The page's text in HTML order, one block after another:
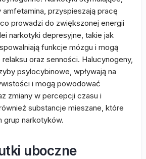
amfetamina, przyspieszają pracę
prowadzi do zwiększonej energii
narkotyki depresyjne, takie jak
funkcje mózgu i mogą
oraz senności. Halucynogeny,
psylocybinowe, wpływają na
i mogą powodować
zmiany w percepcji czasu i
substancje mieszane, które
grup narkotyków.
uboczne